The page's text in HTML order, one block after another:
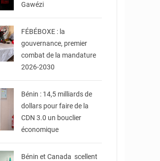
Gawézi
FÉBÉBOXE : la
gouvernance, premier
combat de la mandature
2026-2030
Bénin : 14,5 milliards de
dollars pour faire de la
CDN 3.0 un bouclier
économique
Bénin et Canada scellent